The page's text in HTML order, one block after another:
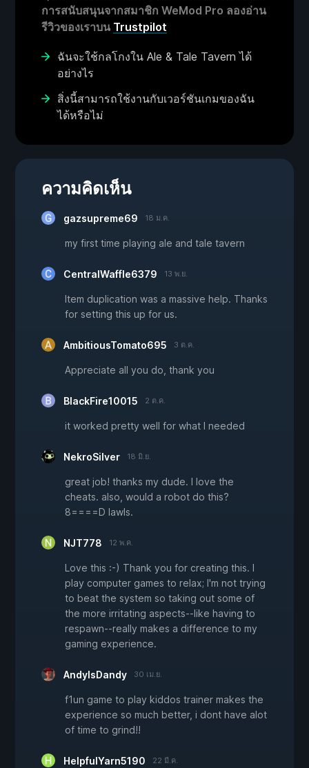
การสนับสนุนจากสมาชิก WeMod Pro ลองอ่าน
รีวิวของเราบน Trustpilot
ฉันจะใช้กลโกงใน Ale & Tale Tavern ได้
อย่างไร
สิ่งนี้สามารถใช้งานกับเวอร์ชันเกมของฉัน
ได้หรือไม่
ความคิดเห็น
gazsupreme69 18 ม.ค.
my first time playing ale and tale tavern
CentralWaffle6379 13 พ.ย.
Item duplication was a massive help. Thanks
for setting this up for us.
AmbitiousTomato695 3 ต.ค.
Appreciate all you do, thank you
BlackFire10015 2 ต.ค.
it worked pretty well for what I needed
NekroSilver 18 มิ.ย.
great job! thanks my dude. I love the
cheats. also, would a robot do this?
8====D lawls.
NJT778 12 พ.ค.
Love this :-) Thank you for creating this. I
play computer games to relax; I'm not trying
to beat the system so taking out some of
the more irritating aspects--like having to
respawn--really makes a difference to my
gaming experience.
AndyIsDandy 30 เม.ย.
f1un game to play kiddos trainer makes the
experience so much better, i dont have alot
of time to grind!!
HelpfulYarn5190 22 มี.ค.